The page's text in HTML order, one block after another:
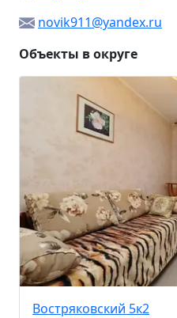
novik911@yandex.ru
Объекты в округе
Востряковский 5к2